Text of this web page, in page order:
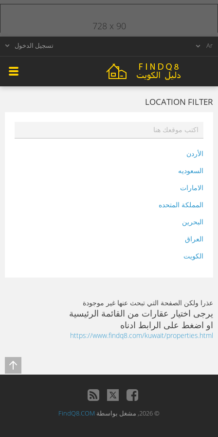
تسجيل الدخول
LOCATION FILTER
الأردن
السعوديه
الامارات
المملكة المتحده
البحرين
العراق
الكويت
سلطنة عمان
فلسطين
قطر
تونس
عذرا ولكن الصفحة التي تبحث عنها غير موجودة
يرجى اختيار عقارات من القائمة الرئيسية
او اضغط على الرابط ادناه
https://www.findq8.com/kuwait/properties.html
728 x 90
© 2026, مشغل بواسطة FindQ8.COM